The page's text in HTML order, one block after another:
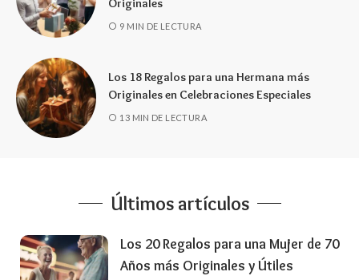
Originales
9 MIN DE LECTURA
Los 18 Regalos para una Hermana más
Originales en Celebraciones Especiales
13 MIN DE LECTURA
Últimos artículos
Los 20 Regalos para una Mujer de 70
Años más Originales y Útiles